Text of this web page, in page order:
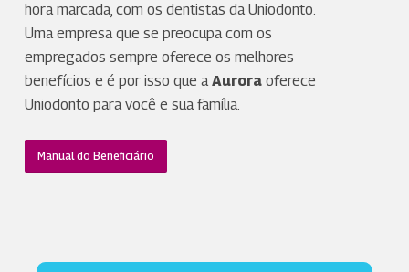
hora marcada, com os dentistas da Uniodonto.
Uma empresa que se preocupa com os
empregados sempre oferece os melhores
benefícios e é por isso que a Auroraoferece
Uniodonto para você e sua família.
Manual do Beneficiário